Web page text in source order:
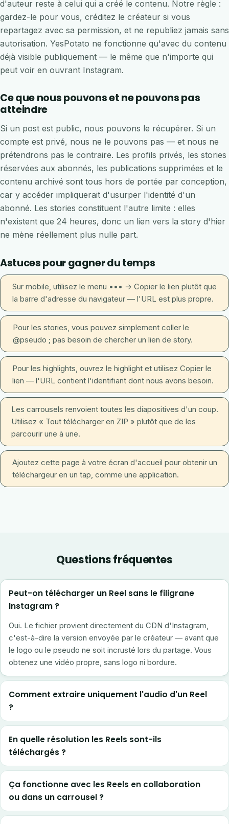
d'auteur reste à celui qui a créé le contenu. Notre règle :
gardez-le pour vous, créditez le créateur si vous
repartagez avec sa permission, et ne republiez jamais sans
autorisation. YesPotato ne fonctionne qu'avec du contenu
déjà visible publiquement — le même que n'importe qui
peut voir en ouvrant Instagram.
Ce que nous pouvons et ne pouvons pas
atteindre
Si un post est public, nous pouvons le récupérer. Si un
compte est privé, nous ne le pouvons pas — et nous ne
prétendrons pas le contraire. Les profils privés, les stories
réservées aux abonnés, les publications supprimées et le
contenu archivé sont tous hors de portée par conception,
car y accéder impliquerait d'usurper l'identité d'un
abonné. Les stories constituent l'autre limite : elles
n'existent que 24 heures, donc un lien vers la story d'hier
ne mène réellement plus nulle part.
Astuces pour gagner du temps
Sur mobile, utilisez le menu ••• → Copier le lien plutôt que
la barre d'adresse du navigateur — l'URL est plus propre.
Pour les stories, vous pouvez simplement coller le
@pseudo ; pas besoin de chercher un lien de story.
Pour les highlights, ouvrez le highlight et utilisez Copier le
lien — l'URL contient l'identifiant dont nous avons besoin.
Les carrousels renvoient toutes les diapositives d'un coup.
Utilisez « Tout télécharger en ZIP » plutôt que de les
parcourir une à une.
Ajoutez cette page à votre écran d'accueil pour obtenir un
téléchargeur en un tap, comme une application.
Questions fréquentes
Peut-on télécharger un Reel sans le filigrane
Instagram ?
Oui. Le fichier provient directement du CDN d'Instagram,
c'est-à-dire la version envoyée par le créateur — avant que
le logo ou le pseudo ne soit incrusté lors du partage. Vous
obtenez une vidéo propre, sans logo ni bordure.
Comment extraire uniquement l'audio d'un Reel
?
En quelle résolution les Reels sont-ils
téléchargés ?
Ça fonctionne avec les Reels en collaboration
ou dans un carrousel ?